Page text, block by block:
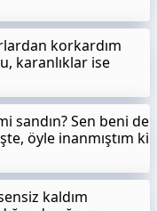
korkardım
karanlıklar ise
sandın? Sen beni de
öyle inanmıştım ki
kaldım